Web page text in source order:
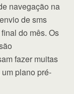
navegação na
de sms
do mês. Os
fazer muitas
plano pré-